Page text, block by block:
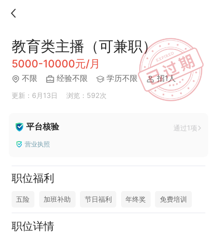
教育类主播（可兼职）
5000-10000元/月
不限 经验不限 学历不限 招1人
更新：6月13日 浏览：592次
平台核验 通过1项
营业执照
职位福利
五险 加班补助 节日福利 年终奖 免费培训
职位详情